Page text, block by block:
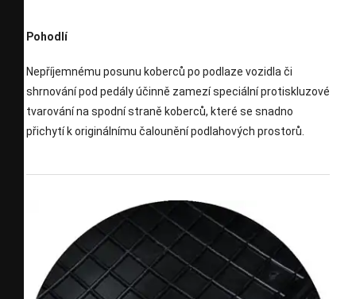
Pohodlí
Nepříjemnému posunu koberců po podlaze vozidla či
shrnování pod pedály účinně zamezí speciální protiskluzové
tvarování na spodní straně koberců, které se snadno
přichytí k originálnímu čalounění podlahových prostorů.